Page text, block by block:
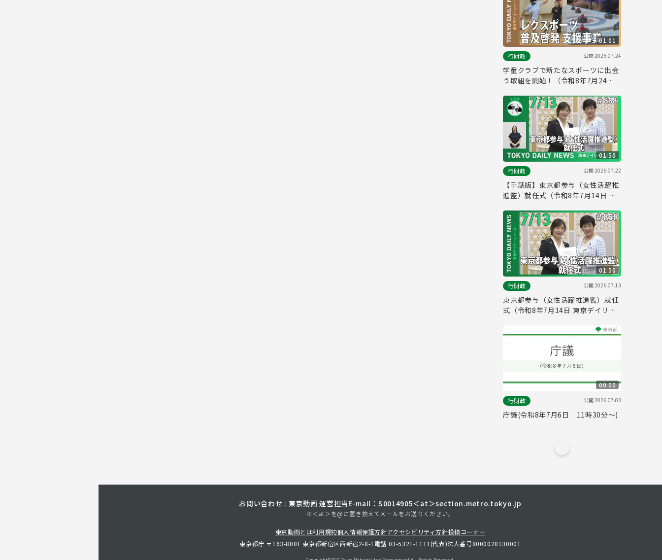
01:01
行財政
公開2026.07.24
学童クラブで新たなスポーツに出会
う取組を開始！（令和8年7月24日
01:50
行財政
公開2026.07.22
【手話版】東京都参与（女性活躍推
進監）就任式（令和8年7月14日 東
01:50
行財政
公開2026.07.13
東京都参与（女性活躍推進監）就任
式（令和8年7月14日 東京デイリー
00:00
行財政
公開2026.07.03
庁議(令和8年7月6日 11時30分～)
お問い合わせ : 東京動画 運営担当 E-mail：S0014905＜at＞section.metro.tokyo.jp
※＜at＞を@に置き換えてメールをお送りください。
東京動画とは利用規約個人情報保護方針アクセシビリティ方針投稿コーナー
東京都庁 〒163-8001 東京都新宿区西新宿2-8-1 電話 03-5321-1111(代表)法人番号8000020130001